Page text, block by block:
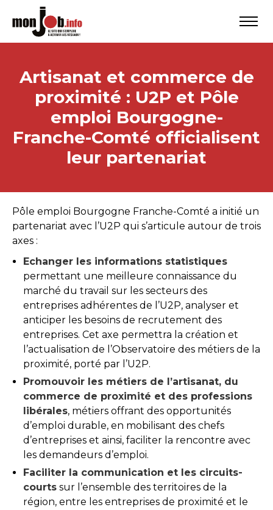
Artisanat et commerce de
proximité : U2P et Pôle
emploi Bourgogne-
Franche-Comté officialisent
leur partenariat
Pôle emploi Bourgogne Franche-Comté a initié un
partenariat avec l’U2P qui s’articule autour de trois
axes :
Echanger les informations statistiques
permettant une meilleure connaissance du
marché du travail sur les secteurs des
entreprises adhérentes de l’U2P, analyser et
anticiper les besoins de recrutement des
entreprises. Cet axe permettra la création et
l’actualisation de l’Observatoire des métiers de la
proximité, porté par l’U2P.
Promouvoir les métiers de l’artisanat, du
commerce de proximité et des professions
libérales, métiers offrant des opportunités
d’emploi durable, en mobilisant des chefs
d’entreprises et ainsi, faciliter la rencontre avec
les demandeurs d’emploi.
Faciliter la communication et les circuits-
courts sur l’ensemble des territoires de la
région, entre les entreprises de proximité et le